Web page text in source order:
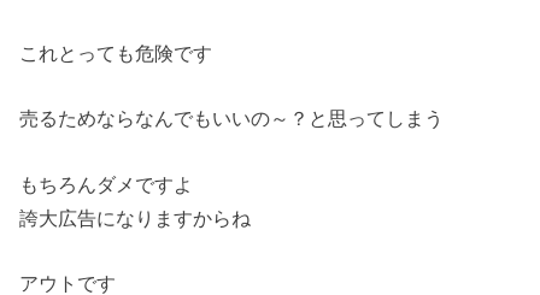
これとっても危険です
売るためならなんでもいいの～？と思ってしまう
もちろんダメですよ
誇大広告になりますからね
アウトです